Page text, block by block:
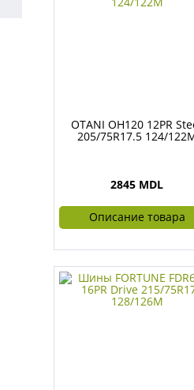
OTANI OH120 12PR
205/75R17.5 124/
2845 MDL
Описание товара